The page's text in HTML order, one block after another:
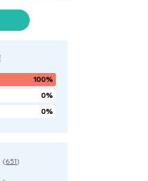
100%
0%
0%
(651)